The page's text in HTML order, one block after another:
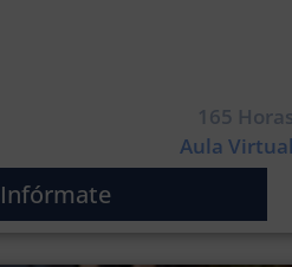
165
Aula
Infórmate